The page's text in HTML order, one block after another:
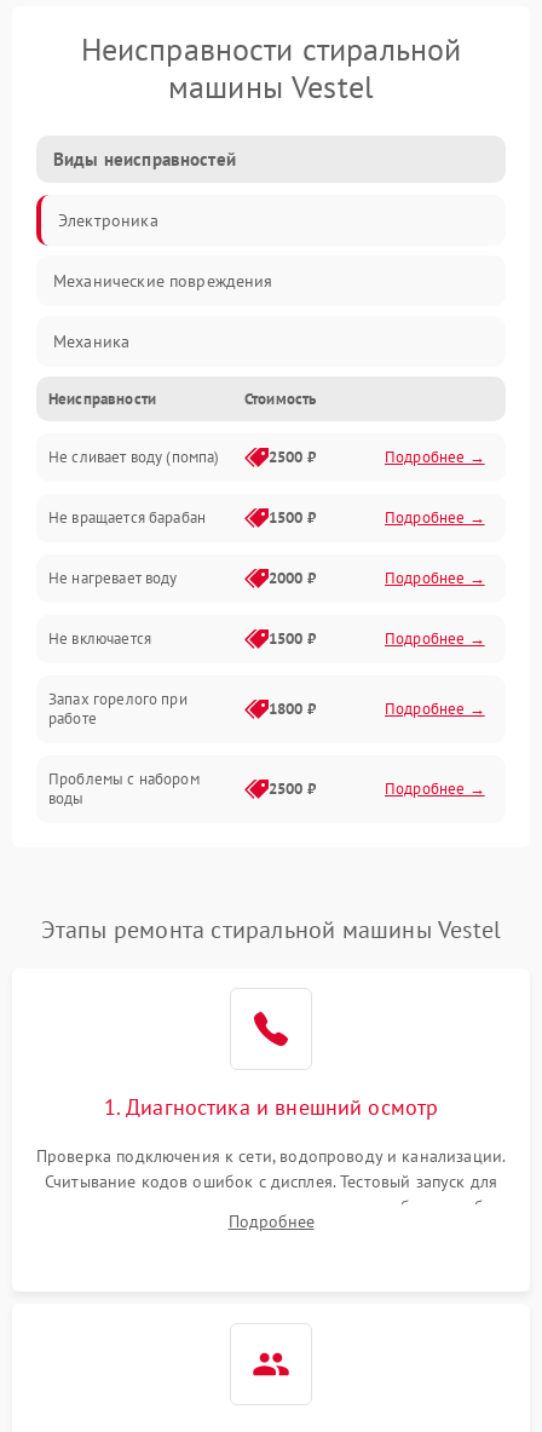
Неисправности стиральной
машины Vestel
Виды неисправностей
Электроника
Механические повреждения
Механика
Электропитание
Водоснабжение
Слив
Программное обеспечение
Неисправности Стоимость
Не сливает воду (помпа) 2500 ₽ Подробнее →
Не вращается барабан 1500 ₽ Подробнее →
Не нагревает воду 2000 ₽ Подробнее →
Не включается 1500 ₽ Подробнее →
Запах горелого при
работе
1800 ₽ Подробнее →
Проблемы с набором
воды
2500 ₽ Подробнее →
Замена платы управления Подробнее →
Этапы ремонта стиральной машины Vestel
1. Диагностика и внешний осмотр
Проверка подключения к сети, водопроводу и канализации.
Считывание кодов ошибок с дисплея. Тестовый запуск для
выявления посторонних шумов, протечек или сбоев в работе
электронного модуля управления.
Подробнее